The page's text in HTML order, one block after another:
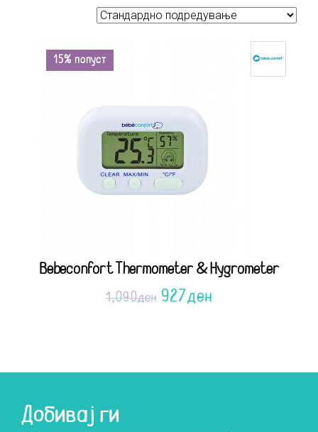
15% попуст
Bebeconfort Thermometer & Hygrometer
1,090ден 927ден
Добивај ги